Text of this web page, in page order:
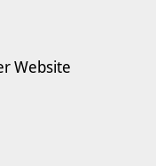
Website